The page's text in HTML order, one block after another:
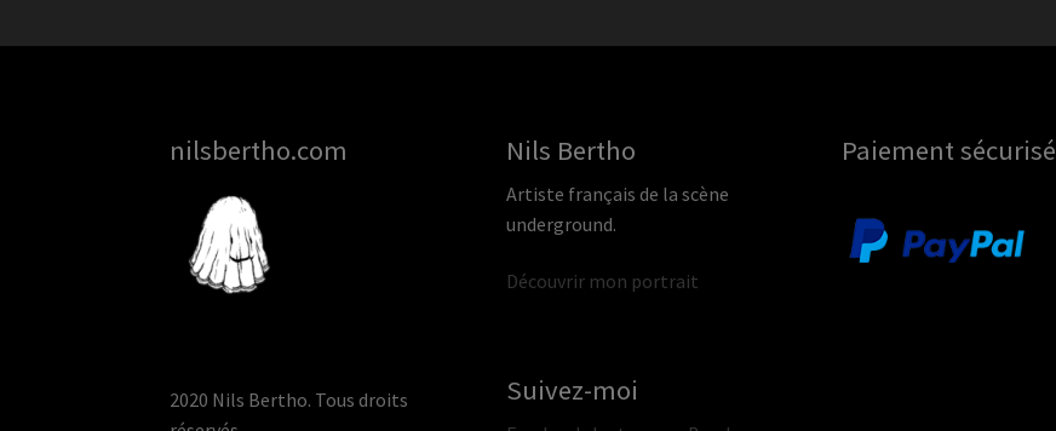
nilsbertho.com
2020 Nils Bertho. Tous droits
Nils Bertho
Artiste français de la scène
underground.
Découvrir mon portrait
Suivez-moi
Paiement sécurisé